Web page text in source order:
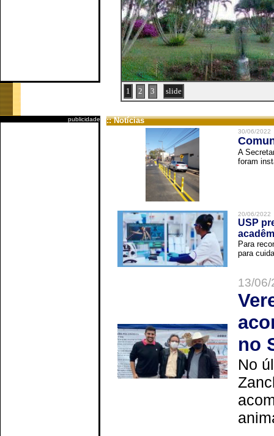
publicidade
1 2 3 slide
:: Notícias
30/06/2022
A
foram
20/06/2022
USP
Para
para
13/
no
No